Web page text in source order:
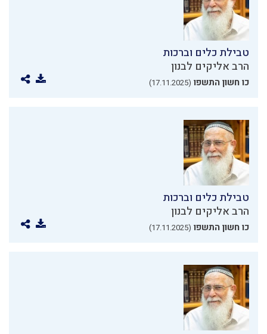
טבילת כלים וברכות
הרב אליקים לבנון
כו חשון התשפו (17.11.2025)
טבילת כלים וברכות
הרב אליקים לבנון
כו חשון התשפו (17.11.2025)